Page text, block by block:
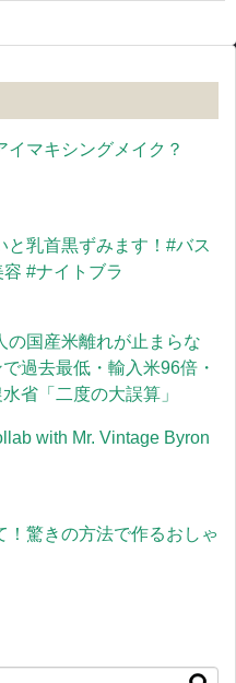
イマキシングメイク？
と乳首黒ずみます！#バス
容 #ナイトブラ
の国産米離れが止まらな
過去最低・輸入米96倍・
省「二度の大誤算」
with Mr. Vintage Byron
！驚きの方法で作るおしゃ